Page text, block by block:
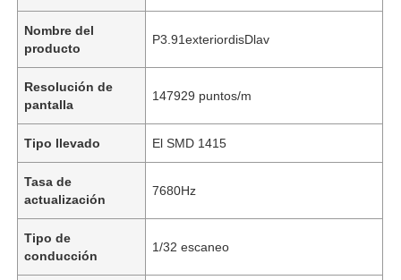
Nombre del
producto
P3.91exteriordisDlav
Resolución de
pantalla
147929 puntos/m
Tipo llevado El SMD 1415
Tasa de
actualización
7680Hz
Tipo de
conducción
1/32 escaneo